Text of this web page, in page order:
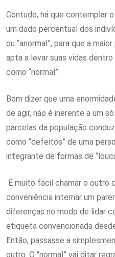
Contudo, há que contemplar
um dado percentual dos
ou “anormal”, para que a
apta a levar suas vidas
como “normal”.
Bom dizer que uma
de agir, não é inerente a um
parcelas da população
como “defeitos” de uma
integrante de formas de
É muito fácil chamar o outro
conveniência internar um
diferenças no modo de lidar
etiqueta convencionada
Então, passasse a
outro. O “normal” vai ditar